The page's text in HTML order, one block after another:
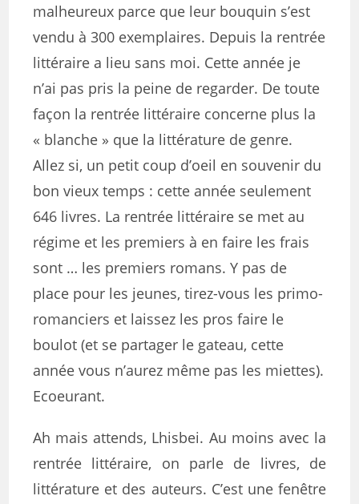
malheureux parce que leur bouquin s’est
vendu à 300 exemplaires. Depuis la rentrée
littéraire a lieu sans moi. Cette année je
n’ai pas pris la peine de regarder. De toute
façon la rentrée littéraire concerne plus la
« blanche » que la littérature de genre.
Allez si, un petit coup d’oeil en souvenir du
bon vieux temps : cette année seulement
646 livres. La rentrée littéraire se met au
régime et les premiers à en faire les frais
sont … les premiers romans. Y pas de
place pour les jeunes, tirez-vous les primo-
romanciers et laissez les pros faire le
boulot (et se partager le gateau, cette
année vous n’aurez même pas les miettes).
Ecoeurant.
Ah mais attends, Lhisbei. Au moins avec la
rentrée littéraire, on parle de livres, de
littérature et des auteurs. C’est une fenêtre